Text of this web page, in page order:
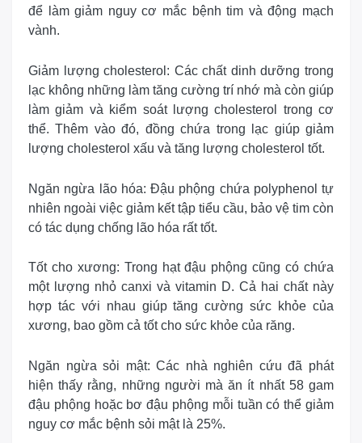
để làm giảm nguy cơ mắc bệnh tim và động mạch
vành.
Giảm lượng cholesterol: Các chất dinh dưỡng trong
lạc không những làm tăng cường trí nhớ mà còn giúp
làm giảm và kiểm soát lượng cholesterol trong cơ
thể. Thêm vào đó, đồng chứa trong lạc giúp giảm
lượng cholesterol xấu và tăng lượng cholesterol tốt.
Ngăn ngừa lão hóa: Đậu phộng chứa polyphenol tự
nhiên ngoài việc giảm kết tập tiểu cầu, bảo vệ tim còn
có tác dụng chống lão hóa rất tốt.
Tốt cho xương: Trong hạt đậu phộng cũng có chứa
một lượng nhỏ canxi và vitamin D. Cả hai chất này
hợp tác với nhau giúp tăng cường sức khỏe của
xương, bao gồm cả tốt cho sức khỏe của răng.
Ngăn ngừa sỏi mật:Các nhà nghiên cứu đã phát
hiện thấy rằng, những người mà ăn ít nhất 58 gam
đậu phộng hoặc bơ đậu phộng mỗi tuần có thể giảm
nguy cơ mắc bệnh sỏi mật là 25%.